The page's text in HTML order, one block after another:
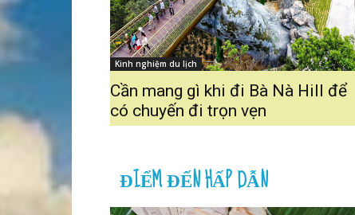
Kinh nghiệm du lịch
Cần mang gì khi đi Bà Nà Hill để
có chuyến đi trọn vẹn
ĐIỂM ĐẾN HẤP DẪN